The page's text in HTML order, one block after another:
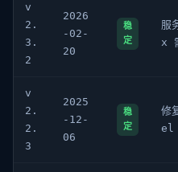
v
2.
3.
2
2026
-02-
20
稳
定
服
x
v
2.
2.
3
2025
-12-
06
稳
定
修
el